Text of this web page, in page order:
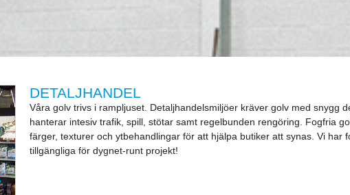
DETALJHANDEL
Våra golv trivs i rampljuset. Detaljhandelsmiljöer kräver golv med snygg
hanterar intesiv trafik, spill, stötar samt regelbunden rengöring. Fogfria
färger, texturer och ytbehandlingar för att hjälpa butiker att synas. Vi har
tillgängliga för dygnet-runt projekt!